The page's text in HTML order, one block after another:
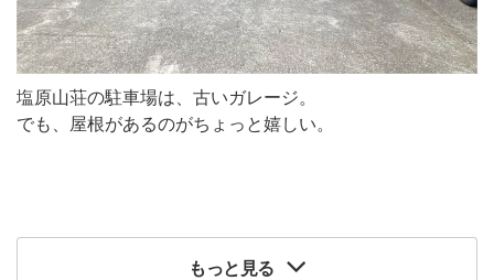
塩原山荘の駐車場は、古いガレージ。
でも、屋根があるのがちょっと嬉しい。
もっと見る